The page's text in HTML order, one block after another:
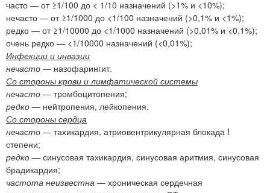
часто — от ≥1/100 до < 1/10 назначений (>1% и <10%);
нечасто — от ≥1/1000 до <1/100 назначений (>0,1% и <1%);
редко — от ≥1/10000 до <1/1000 назначений (>0,01% и <0,1%);
очень редко — <1/10000 назначений (<0,01%);
Инфекции и инвазии
нечасто — назофарингит.
Со стороны крови и лимфатической системы
нечасто — тромбоцитопения;
редко — нейтропения, лейкопения.
Со стороны сердца
нечасто — тахикардия, атриовентрикулярная блокада I
степени;
редко — синусовая тахикардия, синусовая аритмия, синусовая
брадикардия;
частота неизвестна — хроническая сердечная